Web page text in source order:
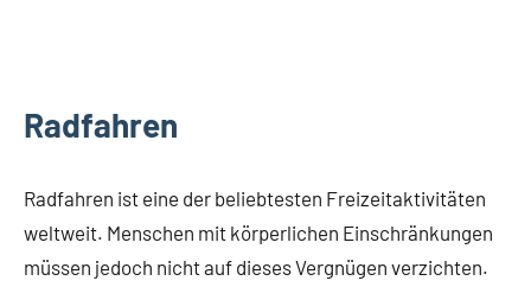
Radfahren
Radfahren ist eine der beliebtesten Freizeitaktivitäten
weltweit. Menschen mit körperlichen Einschränkungen
müssen jedoch nicht auf dieses Vergnügen verzichten.